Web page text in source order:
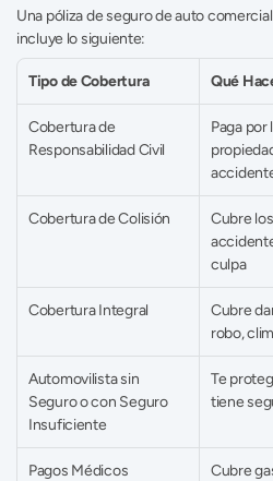
Una póliza de seguro de auto
incluye lo siguiente:
Tipo de Cobertura Qué
Cobertura de
Responsabilidad Civil
Paga por
Cobertura de Colisión
Cubre
culpa
Cobertura Integral
Cubre
robo,
Automovilista sin
Seguro o con Seguro
Insuficiente
Te
tiene
Pagos Médicos
Cubre